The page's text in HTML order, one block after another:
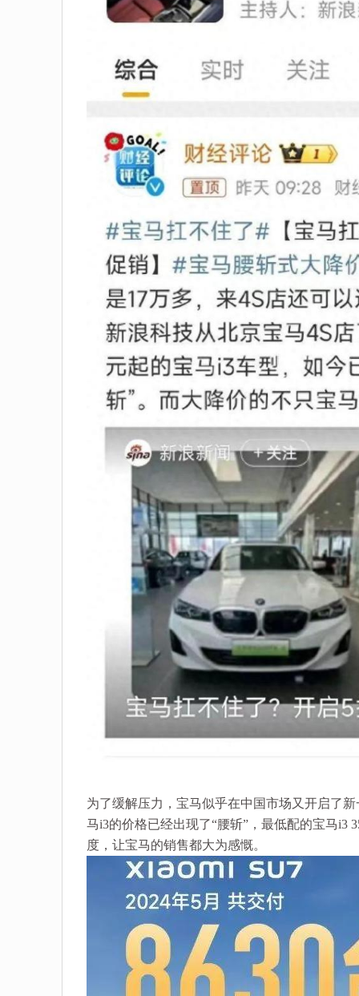
为了缓解压力，宝马似乎在中国市场又开启了
马i3的价格已经出现了“腰斩”，最低配的宝马i3
度，让宝马的销售都大为感慨。